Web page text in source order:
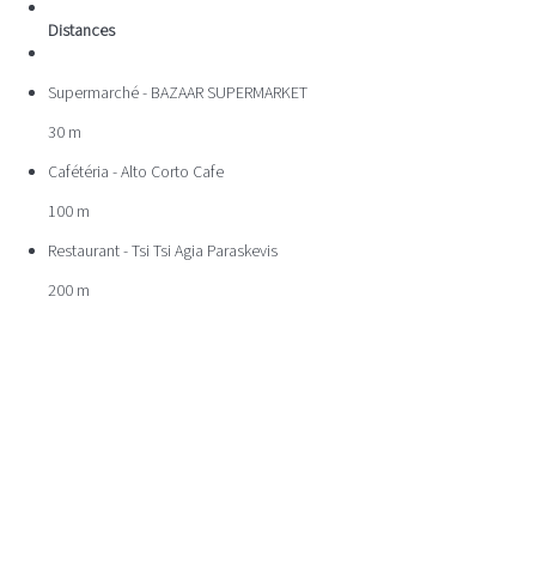
Distances
Supermarché - BAZAAR SUPERMARKET
30 m
Cafétéria - Alto Corto Cafe
100 m
Restaurant - Tsi Tsi Agia Paraskevis
200 m